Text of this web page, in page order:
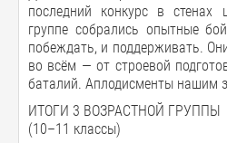
последний конкурс в
группе собрались опытные
побеждать, и поддерживать.
во всём — от строевой
баталий. Аплодисменты нашим
ИТОГИ 3 ВОЗРАСТНОЙ ГРУППЫ
(10–11 классы)